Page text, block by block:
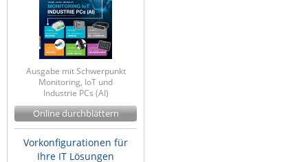
Ausgabe mit Schwerpunkt
Monitoring, IoT und
Industrie PCs (AI)
Online durchblättern
Vorkonfigurationen für
Ihre IT Lösungen